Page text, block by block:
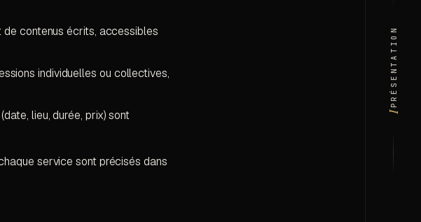
I
PRÉSENTATION
contenus écrits, accessibles
individuelles ou collectives,
lieu, durée, prix) sont
service sont précisés dans